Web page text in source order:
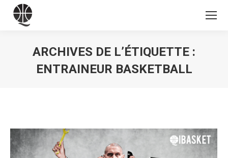
ARCHIVES DE L’ÉTIQUETTE :
ENTRAINEUR BASKETBALL